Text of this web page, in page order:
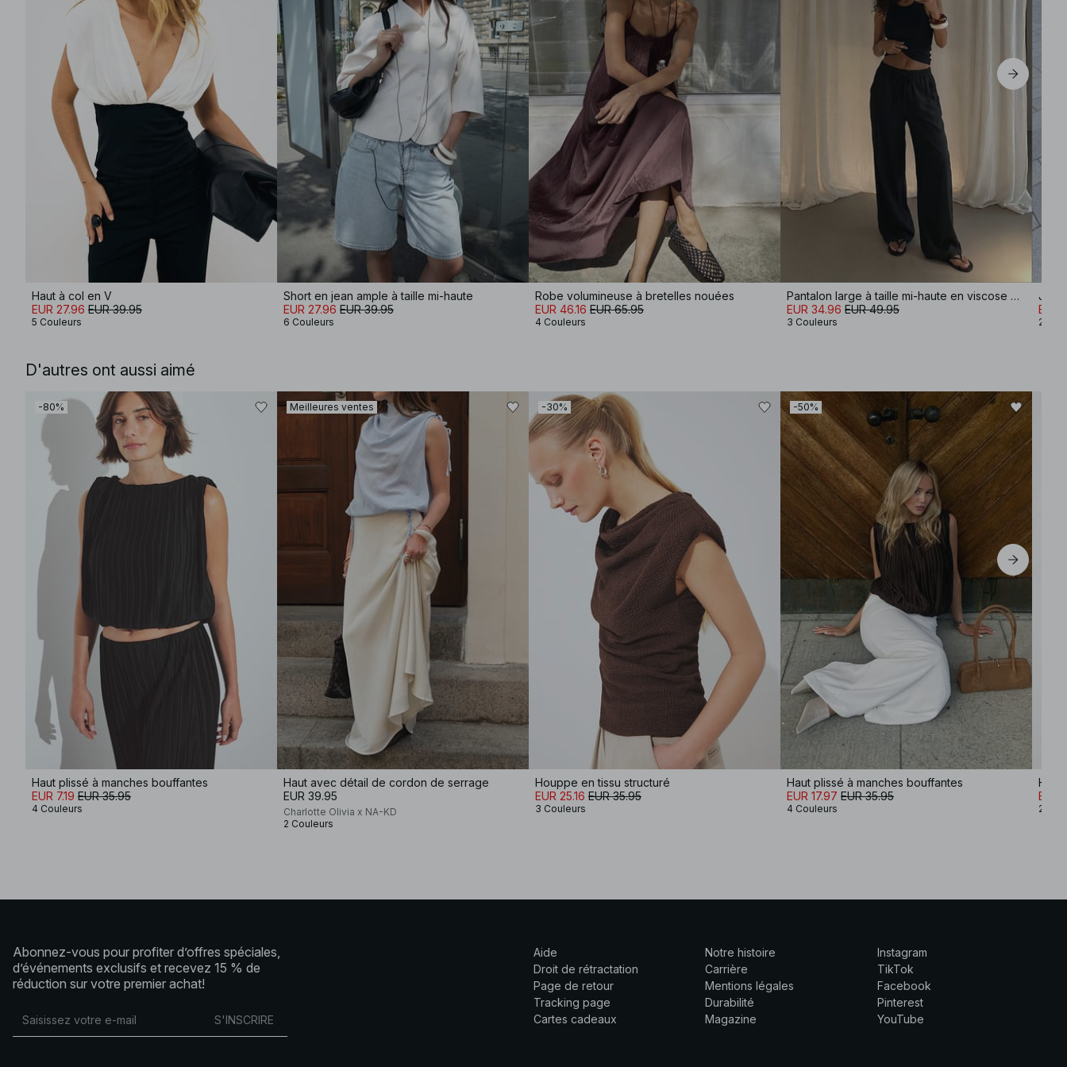
Haut à col en V
EUR 27.96 EUR 39.95
5 Couleurs
Short en jean ample à taille mi-haute
EUR 27.96 EUR 39.95
6 Couleurs
Robe volumineuse à bretelles nouées
EUR 46.16 EUR 65.95
4 Couleurs
Pantalon large à taille mi-haute en viscose mélangée
EUR 34.96 EUR 49.95
3 Couleurs
EUR
2
D'autres ont aussi aimé
-80%
Haut plissé à manches bouffantes
EUR 7.19 EUR 35.95
4 Couleurs
Meilleures ventes
Haut avec détail de cordon de serrage
EUR 39.95
Charlotte Olivia x NA-KD
2 Couleurs
-30%
Houppe en tissu structuré
EUR 25.16 EUR 35.95
3 Couleurs
-50%
Haut plissé à manches bouffantes
EUR 17.97 EUR 35.95
4 Couleurs
Haut
EUR
2
Abonnez-vous pour profiter d’offres spéciales,
d’événements exclusifs et recevez 15 % de
réduction sur votre premier achat!
S'INSCRIRE
Aide
Droit de rétractation
Page de retour
Tracking page
Cartes cadeaux
Notre histoire
Carrière
Mentions légales
Durabilité
Magazine
Instagram
TikTok
Facebook
Pinterest
YouTube